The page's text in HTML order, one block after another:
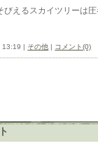
びえるスカイツリーは
13:19 | その他 | コメント(0)